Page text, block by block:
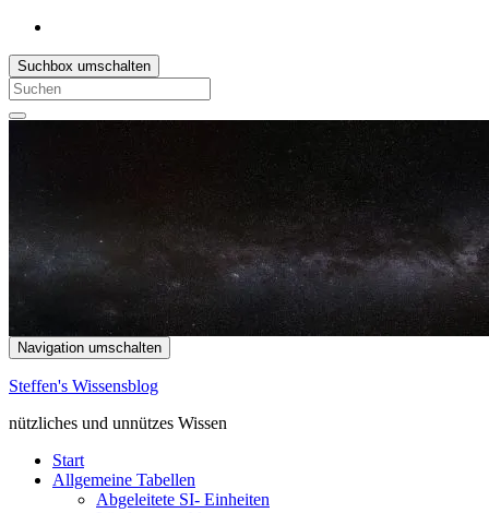
Suchbox umschalten
Search
for:
Navigation umschalten
Steffen's Wissensblog
nützliches und unnützes Wissen
Start
Allgemeine Tabellen
Abgeleitete SI- Einheiten